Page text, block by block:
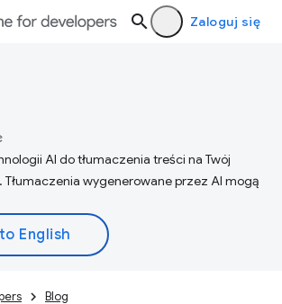
Zaloguj się
AI do tłumaczenia treści na Twój
wygenerowane przez AI mogą
Blog